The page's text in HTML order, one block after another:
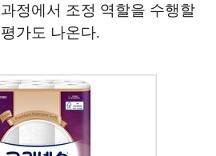
정에서 조정 역할을 수행할
가도 나온다.